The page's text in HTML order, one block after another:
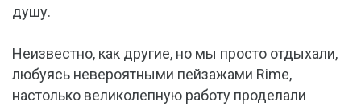
душу.
Неизвестно, как другие, но мы просто отдыхали,
любуясь невероятными пейзажами Rime,
настолько великолепную работу проделали